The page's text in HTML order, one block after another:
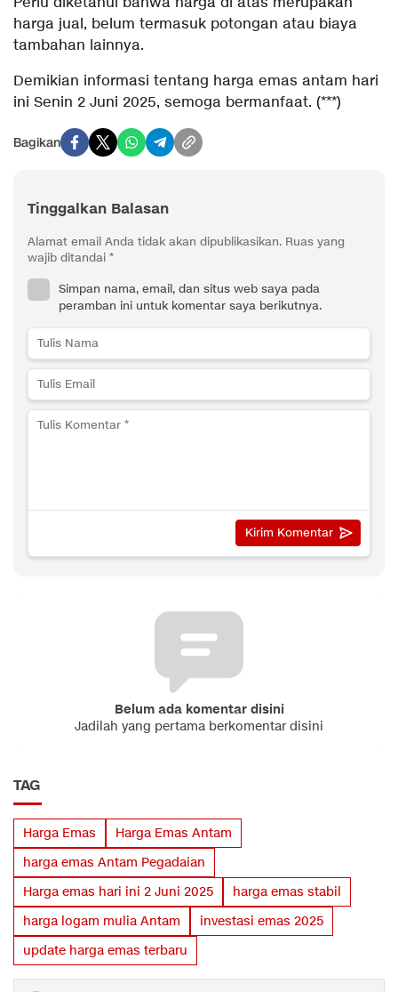
harga jual, belum termasuk potongan atau biaya
tambahan lainnya.
Demikian informasi tentang harga emas antam hari
ini Senin 2 Juni 2025, semoga bermanfaat. (***)
Bagikan
Tinggalkan Balasan
Alamat email Anda tidak akan dipublikasikan. Ruas yang
wajib ditandai *
Simpan nama, email, dan situs web saya pada
peramban ini untuk komentar saya berikutnya.
Belum ada komentar disini
Jadilah yang pertama berkomentar disini
TAG
Harga Emas
Harga Emas Antam
harga emas Antam Pegadaian
Harga emas hari ini 2 Juni 2025
harga emas stabil
harga logam mulia Antam
investasi emas 2025
update harga emas terbaru